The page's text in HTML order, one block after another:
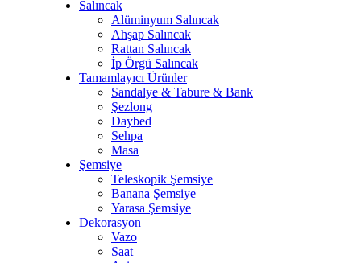
Salıncak
Alüminyum Salıncak
Ahşap Salıncak
Rattan Salıncak
İp Örgü Salıncak
Tamamlayıcı Ürünler
Sandalye & Tabure & Bank
Şezlong
Daybed
Sehpa
Masa
Şemsiye
Teleskopik Şemsiye
Banana Şemsiye
Yarasa Şemsiye
Dekorasyon
Vazo
Saat